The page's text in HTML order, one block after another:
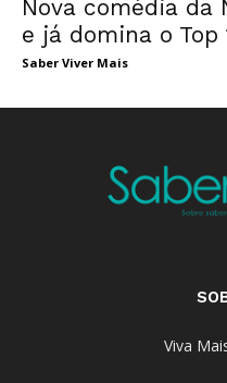
Nova comédia
e já domina o
Saber Viver Mais
Viva